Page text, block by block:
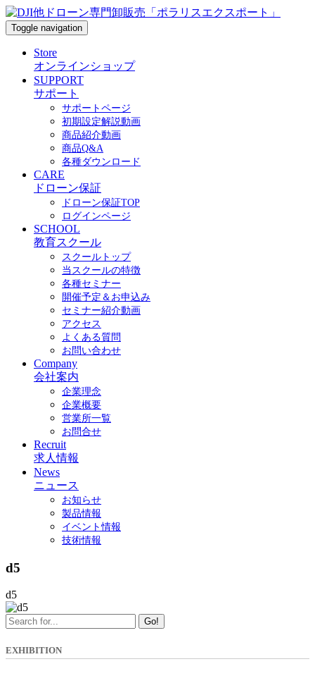
Toggle navigation
Store
オンラインショップ
SUPPORT
サポート
サポートページ
初期設定解説動画
商品紹介動画
商品Q&A
各種ダウンロード
CARE
ドローン保証
ドローン保証TOP
ログインページ
SCHOOL
教育スクール
スクールトップ
当スクールの特徴
各種セミナー
開催予定＆お申込み
セミナー紹介動画
アクセス
よくある質問
お問い合わせ
Company
会社案内
企業理念
企業概要
営業所一覧
お問合せ
Recruit
求人情報
News
ニュース
お知らせ
製品情報
イベント情報
技術情報
d5
d5
Go!
EXHIBITION